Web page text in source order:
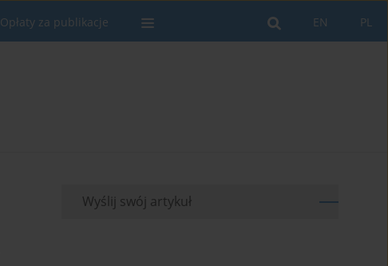
PL
EN
Opłaty za publikacje
Wyślij swój artykuł